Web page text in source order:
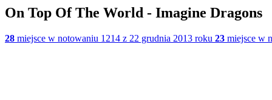
On Top Of The World - Imagine Dragons
28 miejsce w notowaniu 1214 z 22 grudnia 2013 roku 23 miejsce w